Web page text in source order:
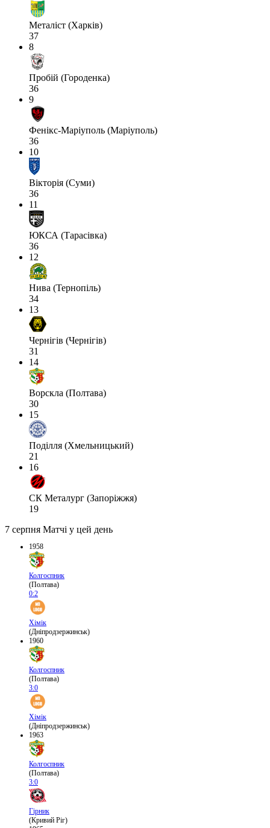
Металіст (Харків)
37
8
Пробій (Городенка)
36
9
Фенікс-Маріуполь (Маріуполь)
36
10
Вікторія (Суми)
36
11
ЮКСА (Тарасівка)
36
12
Нива (Тернопіль)
34
13
Чернігів (Чернігів)
31
14
Ворскла (Полтава)
30
15
Поділля (Хмельницький)
21
16
СК Металург (Запоріжжя)
19
7 серпня Матчі у цей день
1958
Колгоспник
(Полтава)
0:2
Хімік
(Дніпродзержинськ)
1960
Колгоспник
(Полтава)
3:0
Хімік
(Дніпродзержинськ)
1963
Колгоспник
(Полтава)
3:0
Гірник
(Кривий Ріг)